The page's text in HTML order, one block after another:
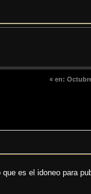
« en:
es el idoneo para